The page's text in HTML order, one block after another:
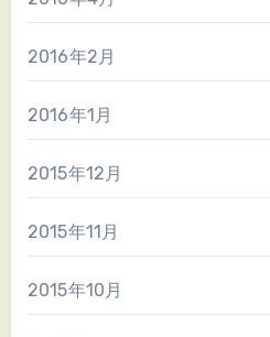
2016年2月
2016年1月
2015年12月
2015年11月
2015年10月